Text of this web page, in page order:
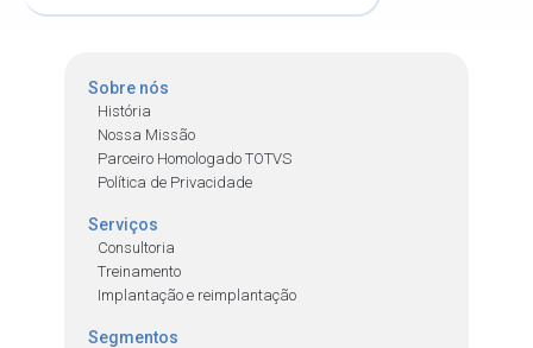
Sobre nós
História
Nossa Missão
Parceiro Homologado TOTVS
Política de Privacidade
Serviços
Consultoria
Treinamento
Implantação e reimplantação
Segmentos